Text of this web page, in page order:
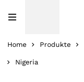
Home Produkte
Nigeria